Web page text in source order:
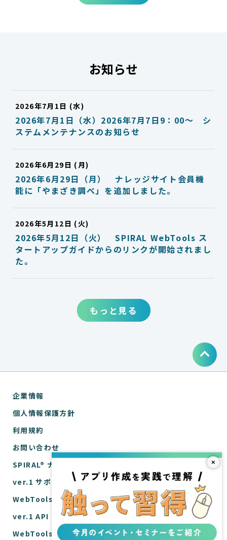
お知らせ
2026年7月1日 (水)
2026年7月1日（水）2026年7月7日9：00～ シ
ステムメンテナンスのお知らせ
2026年6月29日 (月)
2026年6月29日（月） ナレッジサイト会員機
能に「やまざき調べ」を追加しました。
2026年5月12日 (火)
2026年5月12日（火） SPIRAL WebTools ス
タートアップガイドからのリンクが開始されまし
た。
もっと見る
企業情報
個人情報保護方針
利用規約
お問い合わせ
SPIRAL® ナレッジサイトについて
ver.1 サポートサイト
WebTools サポートサイト
ver.1 API リファレンス
WebTools API リファレンス
×